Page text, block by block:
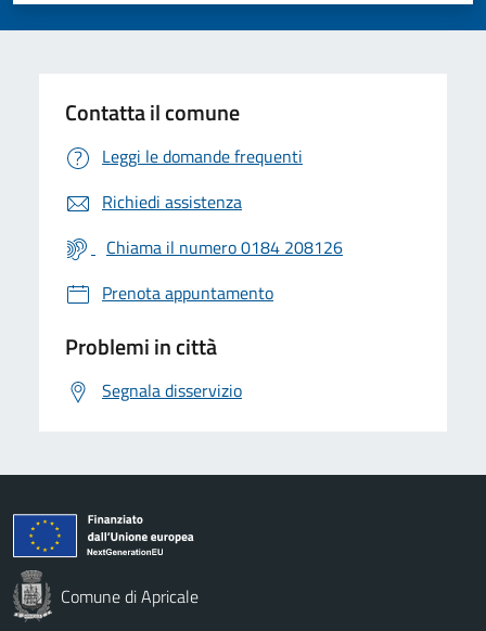
Contatta il comune
Leggi le domande frequenti
Richiedi assistenza
Chiama il numero 0184 208126
Prenota appuntamento
Problemi in città
Segnala disservizio
Comune di Apricale